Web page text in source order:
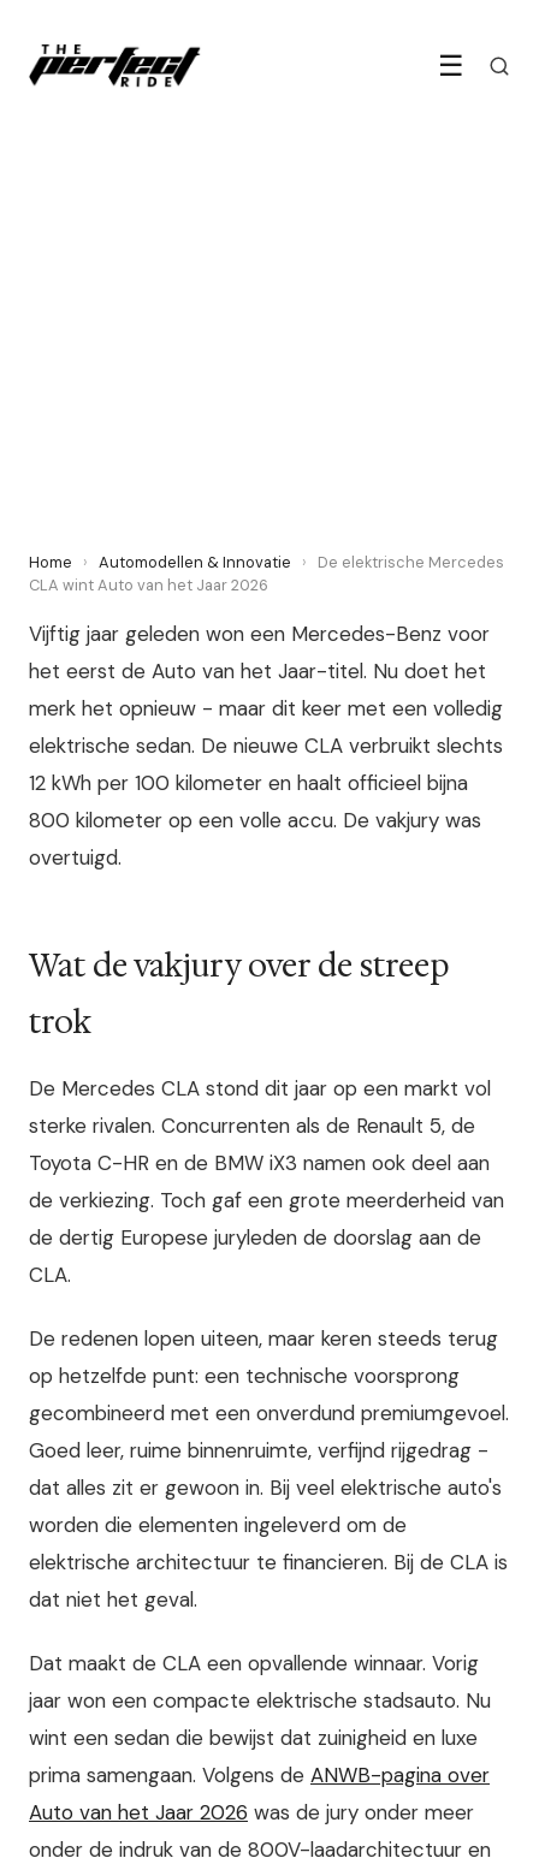
☰
Home › Automodellen & Innovatie ›
De elektrische Mercedes
CLA wint Auto van het Jaar 2026
Vijftig jaar geleden won een Mercedes-Benz voor
het eerst de Auto van het Jaar-titel. Nu doet het
merk het opnieuw - maar dit keer met een volledig
elektrische sedan. De nieuwe CLA verbruikt slechts
12 kWh per 100 kilometer en haalt officieel bijna
800 kilometer op een volle accu. De vakjury was
overtuigd.
Wat de vakjury over de streep
trok
De Mercedes CLA stond dit jaar op een markt vol
sterke rivalen. Concurrenten als de Renault 5, de
Toyota C-HR en de BMW iX3 namen ook deel aan
de verkiezing. Toch gaf een grote meerderheid van
de dertig Europese juryleden de doorslag aan de
CLA.
De redenen lopen uiteen, maar keren steeds terug
op hetzelfde punt: een technische voorsprong
gecombineerd met een onverdund premiumgevoel.
Goed leer, ruime binnenruimte, verfijnd rijgedrag -
dat alles zit er gewoon in. Bij veel elektrische auto's
worden die elementen ingeleverd om de
elektrische architectuur te financieren. Bij de CLA is
dat niet het geval.
Dat maakt de CLA een opvallende winnaar. Vorig
jaar won een compacte elektrische stadsauto. Nu
wint een sedan die bewijst dat zuinigheid en luxe
prima samengaan. Volgens de ANWB-pagina over
Auto van het Jaar 2026 was de jury onder meer
onder de indruk van de 800V-laadarchitectuur en